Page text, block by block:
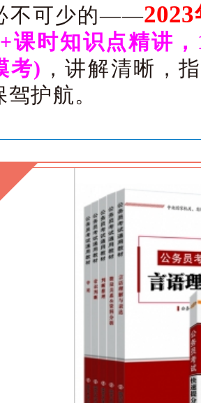
不可少的——
课时知识点精讲
考) ，讲解清晰，
护航。